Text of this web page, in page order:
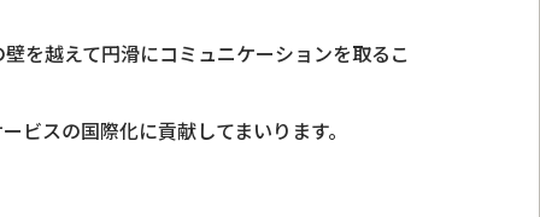
を越えて円滑にコミュニケーションを取るこ
スの国際化に貢献してまいります。